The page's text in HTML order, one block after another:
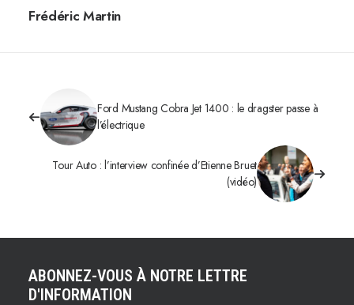
Frédéric Martin
Ford Mustang Cobra Jet 1400 : le dragster passe à
l’électrique
Tour Auto : l’interview confinée d’Etienne Bruet
(vidéo)
ABONNEZ-VOUS À NOTRE LETTRE
D'INFORMATION